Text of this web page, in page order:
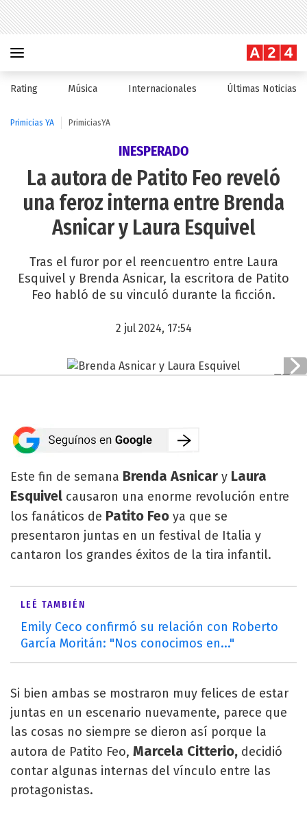
Rating Música Internacionales Últimas Noticias
Primicias YA PrimiciasYA
INESPERADO
La autora de Patito Feo reveló
una feroz interna entre Brenda
Asnicar y Laura Esquivel
Tras el furor por el reencuentro entre Laura
Esquivel y Brenda Asnicar, la escritora de Patito
Feo habló de su vinculó durante la ficción.
2 jul 2024, 17:54
Este fin de semana Brenda Asnicar y Laura
Esquivel causaron una enorme revolución entre
los fanáticos de Patito Feo ya que se
presentaron juntas en un festival de Italia y
cantaron los grandes éxitos de la tira infantil.
LEÉ TAMBIÉN
Emily Ceco confirmó su relación con Roberto
García Moritán: "Nos conocimos en..."
Si bien ambas se mostraron muy felices de estar
juntas en un escenario nuevamente, parece que
las cosas no siempre se dieron así porque la
autora de Patito Feo, Marcela Citterio, decidió
contar algunas internas del vínculo entre las
protagonistas.